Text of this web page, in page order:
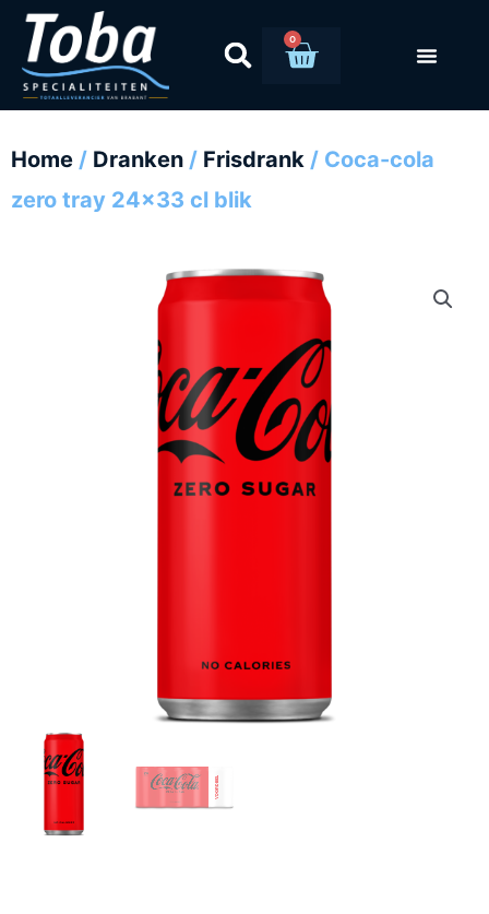
inhoud
0
Home / Dranken / Frisdrank / Coca-cola
zero tray 24×33 cl blik